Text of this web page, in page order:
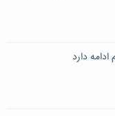
دارد